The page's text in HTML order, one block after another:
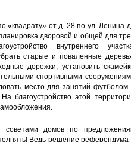
«квадрату» от д. 28 по ул. Ленина
дворовой и общей для
внутреннего
старые и поваленные
дорожки, установить
спортивными
место для занятий футболом
благоустройство этой
советами домов по
Ведь решение референдума